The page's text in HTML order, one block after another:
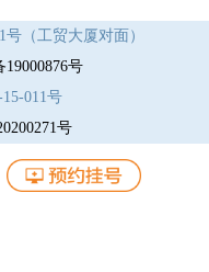
（工贸大厦对面）
19000876号
011号
号